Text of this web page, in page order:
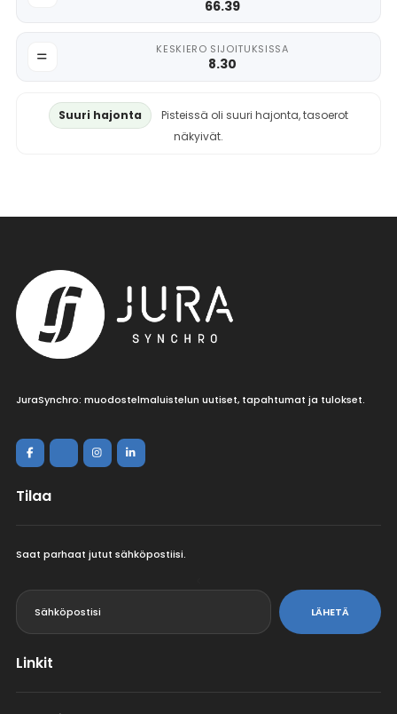
66.39
KESKIERO SIJOITUKSISSA
8.30
Suuri hajonta
Pisteissä oli suuri hajonta, tasoerot
näkyivät.
JuraSynchro: muodostelmaluistelun uutiset, tapahtumat ja tulokset.
Tilaa
Saat parhaat jutut sähköpostiisi.
LÄHETÄ
Linkit